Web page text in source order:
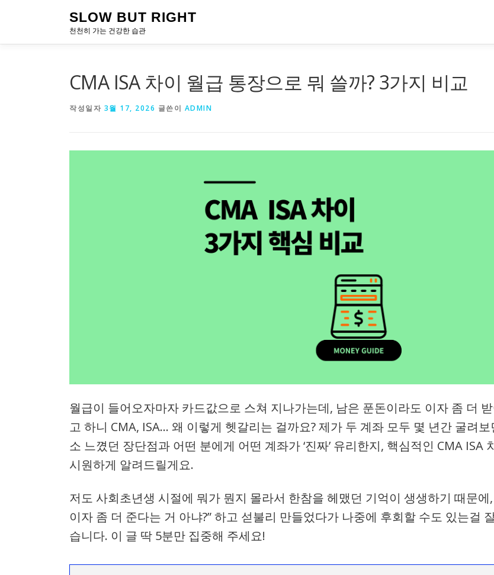
로
SLOW BUT RIGHT
천천히 가는 건강한 습관
CMA ISA 차이 월급 통장으로 뭐 쓸까? 3가지 비교
작성일자 3월 17, 2026 글쓴이 ADMIN
월급이 들어오자마자 카드값으로 스쳐 지나가는데, 남은 푼돈이라도 이자 좀 더
고 하니 CMA, ISA… 왜 이렇게 헷갈리는 걸까요? 제가 두 계좌 모두 몇 년간 굴려보
소 느꼈던 장단점과 어떤 분에게 어떤 계좌가 ‘진짜’ 유리한지, 핵심적인 CMA ISA
시원하게 알려드릴게요.
저도 사회초년생 시절에 뭐가 뭔지 몰라서 한참을 헤맸던 기억이 생생하기 때문에,
이자 좀 더 준다는 거 아냐?” 하고 섣불리 만들었다가 나중에 후회할 수도 있는걸
습니다. 이 글 딱 5분만 집중해 주세요!